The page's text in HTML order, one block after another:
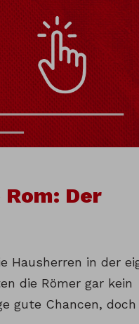
Der
Hausherren in der
die Römer gar kein
gute Chancen,